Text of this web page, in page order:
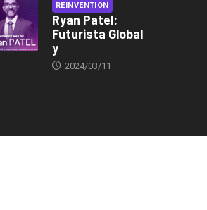
REINVENTION
Ryan Patel:
Futurista Global
y
2024/03/11